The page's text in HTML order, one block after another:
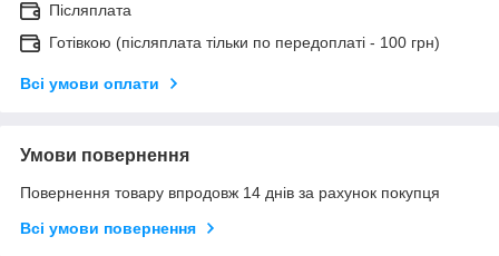
Післяплата
Готівкою (післяплата тільки по передоплаті - 100 грн)
Всі умови оплати
Умови повернення
Повернення товару впродовж 14 днів за рахунок покупця
Всі умови повернення